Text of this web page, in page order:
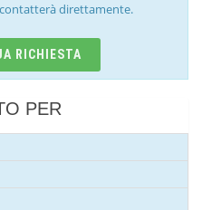
direttamente.
RICHIESTA
PER